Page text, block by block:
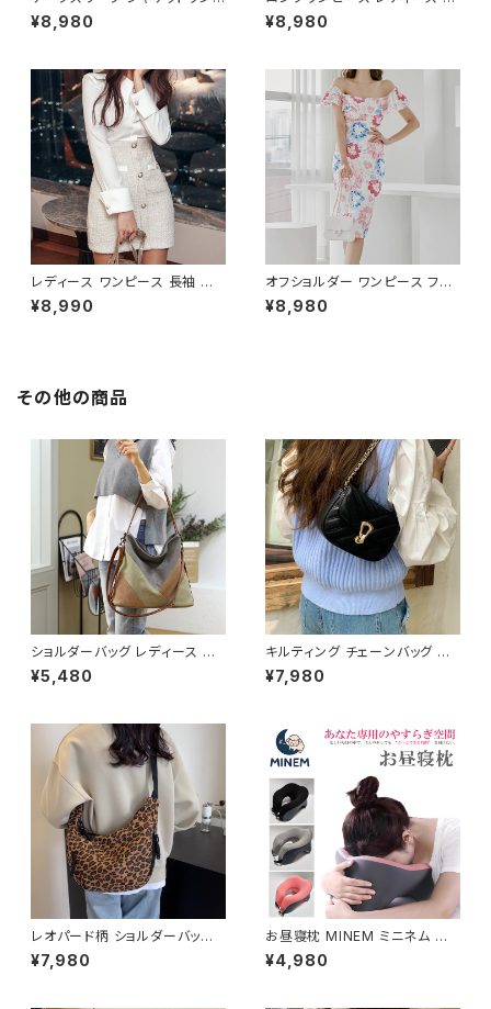
ース ベルト付き ワンピース レデ
ィース 長袖 襟付き タイト スー
ート 二次会 結婚式 春 夏 秋 冬
お呼ばれ ブラック ベージュ お
しゃれ 高見え 20代 30代 40代
フォーマル 体型カバー 人気 トレ
ンド C-OSS0136
¥8,980
フォン フリル ハイネック ノース
リーブ フレア Aライン エレガン
秋 冬 お呼ばれ デート 食事会
フォーマル リゾート パーティー
人気 大人可愛い ホワイト C-O
¥8,980
レディース ワンピース 長袖 シャ
ツワンピース ツイード切替 ミニ
ワンピース 上品 フォーマル ホ
冬 着痩せ効果 きちんと見え カ
¥8,990
オフショルダー ワンピース フラ
ワー柄 タイトワンピース ドレス
花柄ワンピ 春夏 エレガント 大
¥8,980
その他の商品
ショルダーバッグ レディース バ
ッグ 春夏 秋冬 春 夏 秋 冬 トー
トバッグ バッグ 斜め掛け 肩掛け
けバッグ 肩掛けバッグ シンプル
ショルダー ハンドバッグ コーヒ
ー グレー デート 通勤バッグ オ
フィスカジュアル デイリー お出
かけ オフィス カジュアル OL 上
品 大人 10代 20代 30代 40代
K-B0040
¥5,480
キルティング チェーンバッグ シ
ョルダーバッグ 斜めがけバッグ
レディース 韓国風 小さめ バッ
K-B0223
¥7,980
レオパード柄 ショルダーバッグ
ワンショルダーバッグ レディース
ヒョウ柄 バッグ カジュアル 軽量
¥7,980
お昼寝枕 MINEM ミニネム 仮
眠枕 うつぶせ枕 ネックピロー
洗える 軽量 通気性 机 デスク
¥4,980